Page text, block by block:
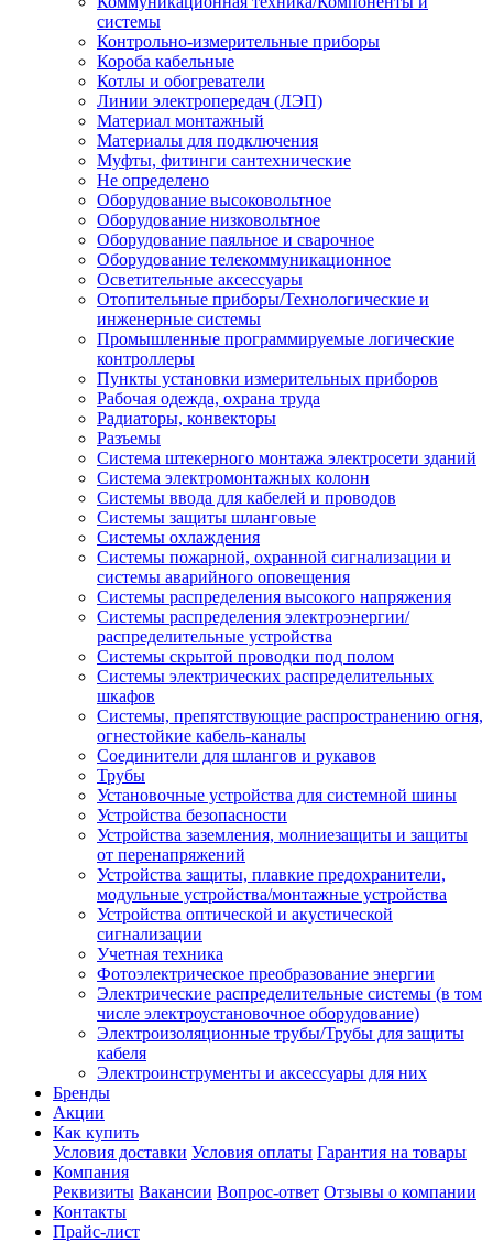
системы
Контрольно-измерительные приборы
Короба кабельные
Котлы и обогреватели
Линии электропередач (ЛЭП)
Материал монтажный
Материалы для подключения
Муфты, фитинги сантехнические
Не определено
Оборудование высоковольтное
Оборудование низковольтное
Оборудование паяльное и сварочное
Оборудование телекоммуникационное
Осветительные аксессуары
Отопительные приборы/Технологические и
инженерные системы
Промышленные программируемые логические
контроллеры
Пункты установки измерительных приборов
Рабочая одежда, охрана труда
Радиаторы, конвекторы
Разъемы
Система штекерного монтажа электросети зданий
Система электромонтажных колонн
Системы ввода для кабелей и проводов
Системы защиты шланговые
Системы охлаждения
Системы пожарной, охранной сигнализации и
системы аварийного оповещения
Системы распределения высокого напряжения
Системы распределения электроэнергии/
распределительные устройства
Системы скрытой проводки под полом
Системы электрических распределительных
шкафов
Системы, препятствующие распространению огня,
огнестойкие кабель-каналы
Соединители для шлангов и рукавов
Трубы
Установочные устройства для системной шины
Устройства безопасности
Устройства заземления, молниезащиты и защиты
от перенапряжений
Устройства защиты, плавкие предохранители,
модульные устройства/монтажные устройства
Устройства оптической и акустической
сигнализации
Учетная техника
Фотоэлектрическое преобразование энергии
Электрические распределительные системы (в том
числе электроустановочное оборудование)
Электроизоляционные трубы/Трубы для защиты
кабеля
Электроинструменты и аксессуары для них
Бренды
Акции
Как купить
Условия доставки Условия оплаты Гарантия на товары
Компания
Реквизиты Вакансии Вопрос-ответ Отзывы о компании
Контакты
Прайс-лист